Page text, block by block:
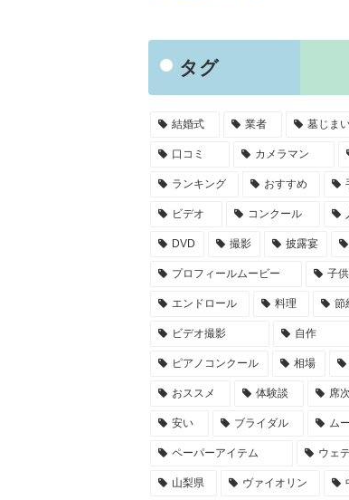
タグ
結婚式 業者 墓じま
口コミ カメラマン
ランキング おすすめ
ビデオ コンクール
DVD 撮影 披露宴
プロフィールムービー 子供
エンドロール 料理 節
ビデオ撮影 自作
ピアノコンクール 相場
おススメ 体験談 席
安い ブライダル ム
ペーパーアイテム ウェ
山梨県 ヴァイオリン